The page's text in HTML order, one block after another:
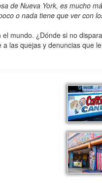
de Nueva York, es mucho
o nada tiene que ver con
mundo. ¿Dónde si no
las quejas y denuncias que